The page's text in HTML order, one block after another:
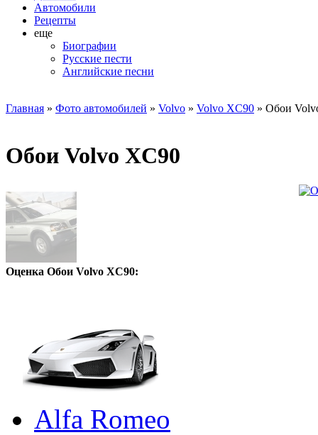
Автомобили
Рецепты
еще
Биографии
Русские пести
Английские песни
Главная » Фото автомобилей » Volvo » Volvo XC90 » Обои
Обои Volvo XC90
Оценка Обои Volvo XC90:
Alfa Romeo